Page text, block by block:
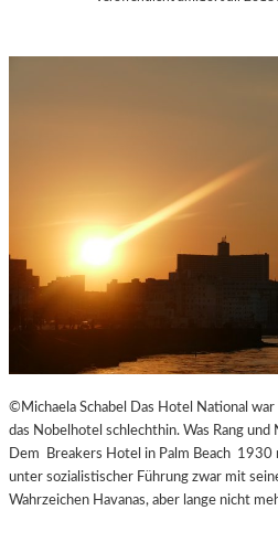
©Michaela Schabel Das Hotel National
das Nobelhotel schlechthin. Was Rang
Dem Breakers Hotel in Palm Beach 1930
unter sozialistischer Führung zwar mit
Wahrzeichen Havanas, aber lange nicht